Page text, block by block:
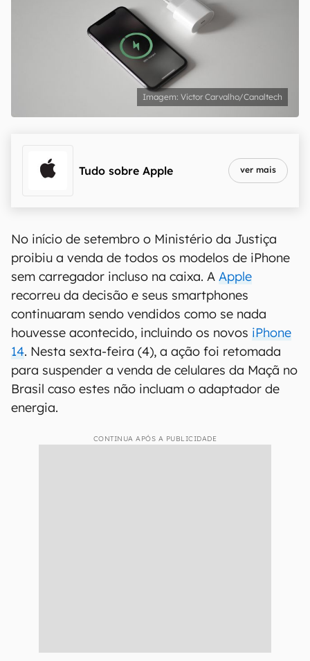
Victor Carvalho/Canaltech
Tudo sobre Apple ver mais
No início de setembro o Ministério da Justiça
proibiu a venda de todos os modelos de iPhone
sem carregador incluso na caixa. A Apple
recorreu da decisão e seus smartphones
continuaram sendo vendidos como se nada
houvesse acontecido, incluindo os novos iPhone
14. Nesta sexta-feira (4), a ação foi retomada
para suspender a venda de celulares da Maçã no
Brasil caso estes não incluam o adaptador de
energia.
CONTINUA APÓS A PUBLICIDADE